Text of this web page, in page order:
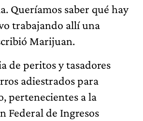
Queríamos saber qué hay
trabajando allí una
Marijuan.
de peritos y tasadores
adiestrados para
pertenecientes a la
Federal de Ingresos